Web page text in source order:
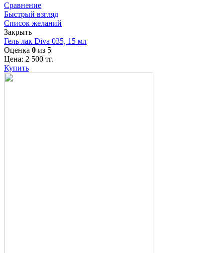
Сравнение
Быстрый взгляд
Список желаний
Закрыть
Гель лак Diva 035, 15 мл
Оценка 0 из 5
Цена: 2 500 тг.
Купить